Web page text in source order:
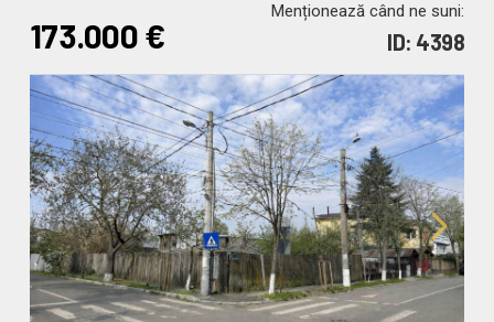
Menționează când ne suni:
173.000€ ID: 4398